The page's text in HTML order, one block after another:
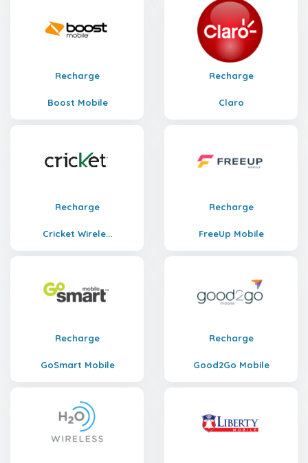
Recharge
Boost Mobile
Recharge
Claro
Recharge
Cricket Wirele...
Recharge
FreeUp Mobile
Recharge
GoSmart Mobile
Recharge
Good2Go Mobile